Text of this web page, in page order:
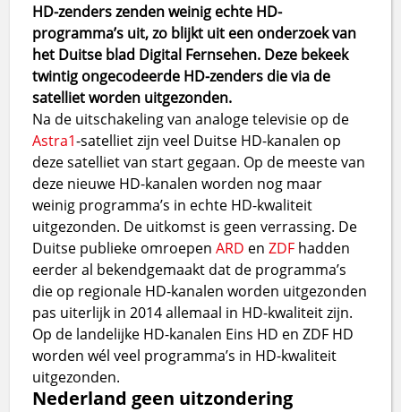
HD-zenders zenden weinig echte HD-
programma’s uit, zo blijkt uit een onderzoek van
het Duitse blad Digital Fernsehen. Deze bekeek
twintig ongecodeerde HD-zenders die via de
satelliet worden uitgezonden.
Na de uitschakeling van analoge televisie op de
Astra1-satelliet zijn veel Duitse HD-kanalen op
deze satelliet van start gegaan. Op de meeste van
deze nieuwe HD-kanalen worden nog maar
weinig programma’s in echte HD-kwaliteit
uitgezonden. De uitkomst is geen verrassing. De
Duitse publieke omroepenARD enZDF hadden
eerder al bekendgemaakt dat de programma’s
die op regionale HD-kanalen worden uitgezonden
pas uiterlijk in 2014 allemaal in HD-kwaliteit zijn.
Op de landelijke HD-kanalen Eins HD en ZDF HD
worden wél veel programma’s in HD-kwaliteit
uitgezonden.
Nederland geen uitzondering